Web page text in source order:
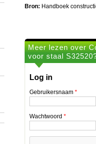
Bron: Handboek
Meer lezen over
voor staal
Log in
Gebruikersnaam *
Wachtwoord *